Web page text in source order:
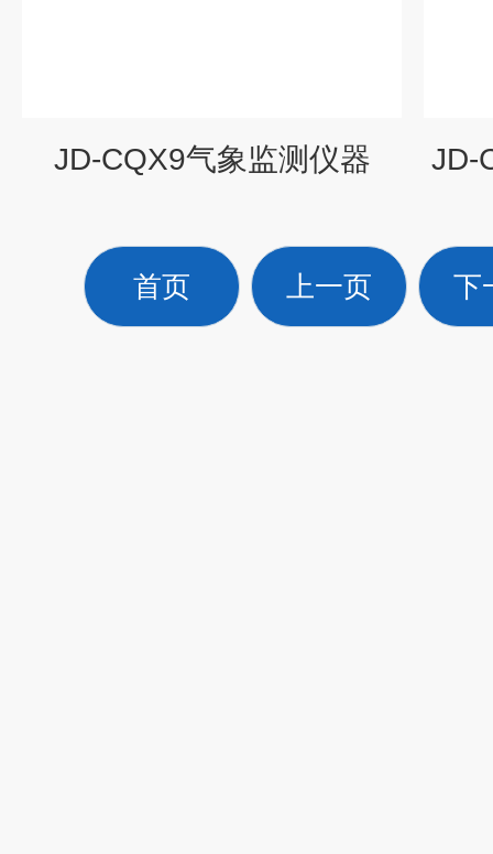
JD-CQX9气象监测仪器 JD-
首页 上一页 下